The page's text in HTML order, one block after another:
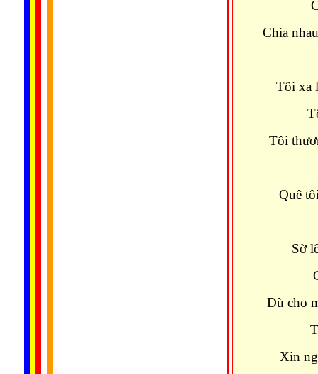
Chia
Chia
Tôi xa
Tôi
Quê
Sờ
Cho
Dù cho
Xin